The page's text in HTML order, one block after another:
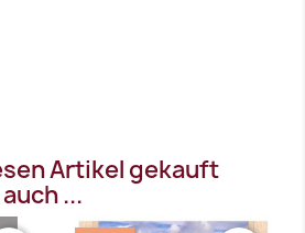
Artikel gekauft
...